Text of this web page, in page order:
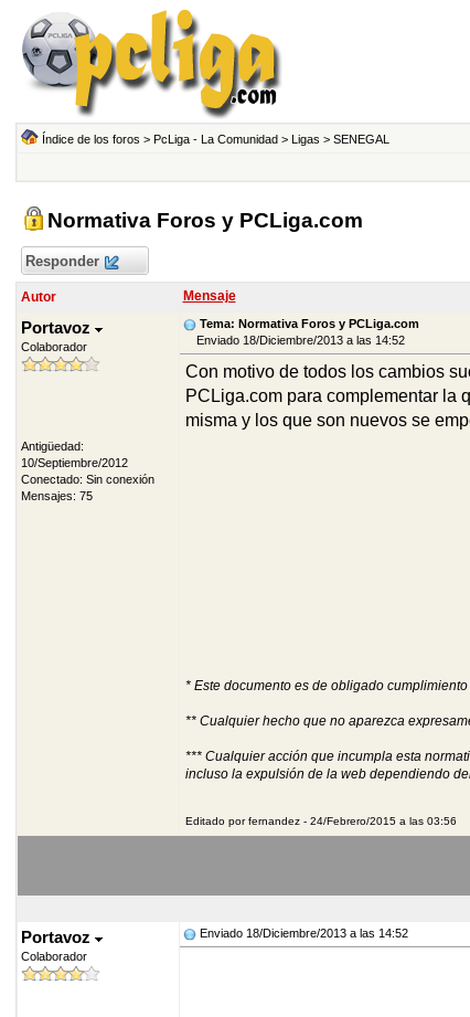
Índice de los foros > PcLiga - La Comunidad> Ligas > SENEGAL
Normativa Foros y PCLiga.com
Responder
Autor Mensaje
Portavoz
Colaborador
Antigüedad:
10/Septiembre/2012
Conectado: Sin conexión
Mensajes: 75
Tema: Normativa Foros y PCLiga.com
Enviado 18/Diciembre/2013 a las 14:52
Con motivo de todos los cambios
PCLiga.com para complementar la
misma y los que son nuevos se
* Este documento es de obligado
** Cualquier hecho que no aparezca
*** Cualquier acción que incumpla esta
incluso la expulsión de la web dependiendo
Editado por fernandez - 24/Febrero/2015 a las 03:56
Portavoz
Colaborador
Enviado 18/Diciembre/2013 a las 14:52